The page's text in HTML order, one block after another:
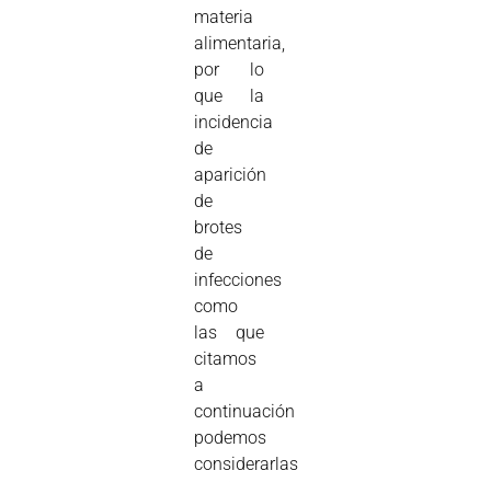
materia
alimentaria,
por lo
que la
incidencia
de
aparición
de
brotes
de
infecciones
como
las que
citamos
a
continuación
podemos
considerarlas